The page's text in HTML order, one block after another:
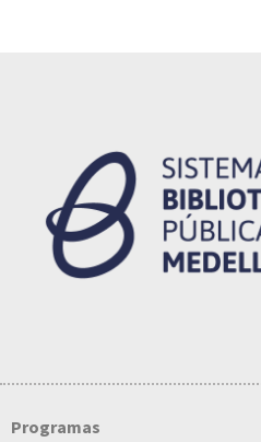
Programas